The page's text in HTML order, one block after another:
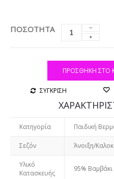
ΠΟΣΟΤΗΤΑ
ΠΡΟΣΘΉΚΗ ΣΤΟ
ΣΥΓΚΡΙΣΗ
Κατηγορία Παιδική
Σεζόν Άνοιξη/
Υλικό
Κατασκευής
95%